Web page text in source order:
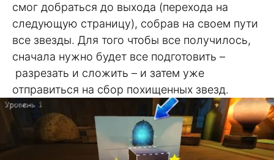
смог добраться до выхода (перехода на
следующую страницу), собрав на своем пути
все звезды. Для того чтобы все получилось,
сначала нужно будет все подготовить –
разрезать и сложить – и затем уже
отправиться на сбор похищенных звезд.